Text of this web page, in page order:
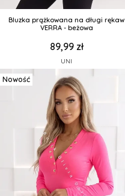
Bluzka prążkowana na długi rękaw
VERRA - beżowa
89,99 zł
UNI
Nowość